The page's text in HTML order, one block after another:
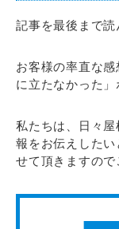
記事を最後まで読
お客様の率直な
に立たなかった」
私たちは、日々
報をお伝えした
せて頂きますので